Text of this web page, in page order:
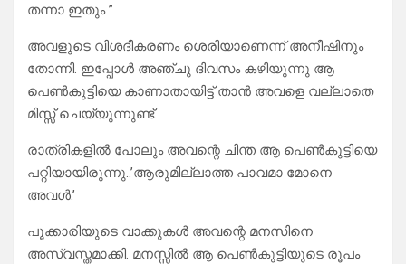
തന്നാ ഇതും ”
അവളുടെ വിശദീകരണം ശെരിയാണെന്ന് അനീഷിനും
തോന്നി. ഇപ്പോൾ അഞ്ചു ദിവസം കഴിയുന്നു ആ
പെൺകുട്ടിയെ കാണാതായിട്ട് താൻ അവളെ വല്ലാതെ
മിസ്സ്‌ ചെയ്യുന്നുണ്ട്.
രാത്രികളിൽ പോലും അവന്റെ ചിന്ത ആ പെൺകുട്ടിയെ
പറ്റിയായിരുന്നു..’ആരുമില്ലാത്ത പാവമാ മോനെ
അവൾ.’
പൂക്കാരിയുടെ വാക്കുകൾ അവന്റെ മനസിനെ
അസ്വസ്തമാക്കി. മനസ്സിൽ ആ പെൺകുട്ടിയുടെ രൂപം